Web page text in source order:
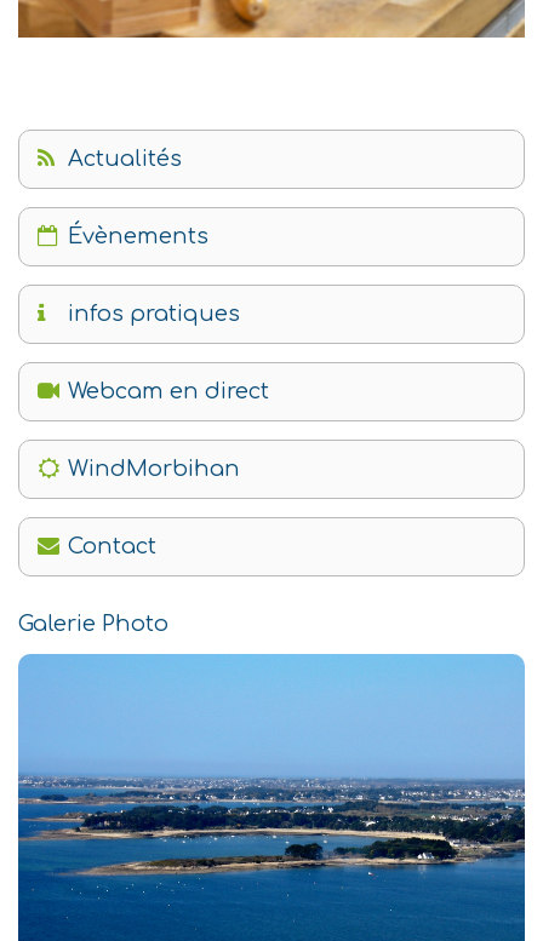
Actualités
Évènements
infos pratiques
Webcam en direct
WindMorbihan
Contact
Galerie Photo